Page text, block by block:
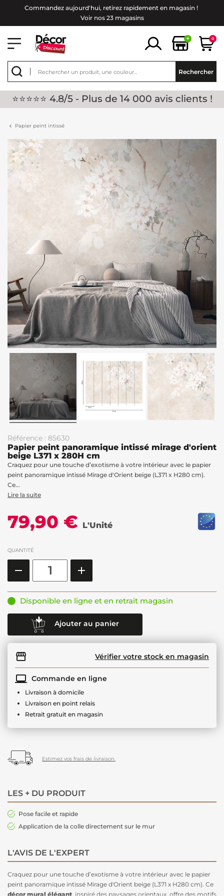
Commandez aujourd'hui, retirez rapidement en magasin !
Voir nos 23 magasins
+ 0
Rechercher
⭐⭐⭐⭐⭐ 4.8/5 - Plus de 14 000 avis clients !
Papier peint intissé
Référence : 85630
Papier peint panoramique intissé mirage d'orient
beige L371 x 280H cm
Craquez pour une touche d’exotisme à votre intérieur avec le papier
peint panoramique intissé Mirage d'Orient beige (L371 x H280 cm).
Ce...
Lire la suite
79,90 € L'Unité
QUANTITÉ
Disponible en ligne et en retrait magasin
Ajouter au panier
Vérifier votre stock en magasin
Commande en ligne
Livraison à domicile
Livraison en point relais
Retrait gratuit en magasin
Estimez vos frais de livraison.
LES + DU PRODUIT
Pose facile et rapide
Application de la colle directement sur le mur
L'AVIS DE L'EXPERT
Craquez pour une touche d’exotisme à votre intérieur avec le papier
peint panoramique intissé Mirage d'Orient beige (L371 x H280 cm). Ce
décor mural élégant , inspiré des paysages orientaux, offre des motifs